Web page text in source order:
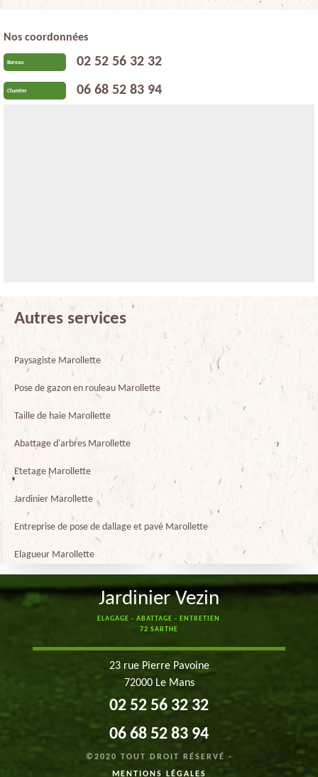
Nos coordonnées
Bureau 02 52 56 32 32
Chantier 06 68 52 83 94
Autres services
Paysagiste Marollette
Pose de gazon en rouleau Marollette
Taille de haie Marollette
Abattage d'arbres Marollette
Etetage Marollette
Jardinier Marollette
Entreprise de pose de dallage et pavé Marollette
Elagueur Marollette
Jardinier Vezin
ELAGAGE - ABATTAGE - ENTRETIEN
72 SARTHE
23 rue Pierre Pavoine
72000 Le Mans
02 52 56 32 32
06 68 52 83 94
©2020 TOUT DROIT RÉSERVÉ -
MENTIONS LÉGALES